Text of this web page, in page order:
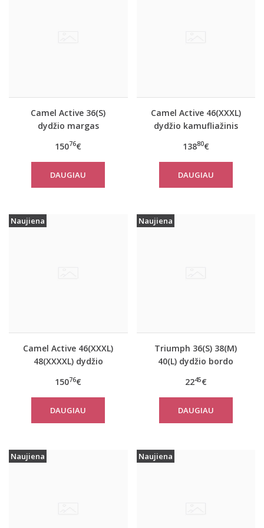
Camel Active 36(S)
dydžio margas
paltas 310320 2501
15076€
DAUGIAU
Camel Active 46(XXXL)
dydžio kamufliažinis
310780
13880€
DAUGIAU
Naujiena
Camel Active 46(XXXL)
48(XXXXL) dydžio
spalvos moteriškas
paltas 310760
15076€
DAUGIAU
Naujiena
Triumph 36(S) 38(M)
40(L) dydžio bordo
palaidinė Climate
Control LSL Top Turtle
Neck
2245€
DAUGIAU
Naujiena Naujiena